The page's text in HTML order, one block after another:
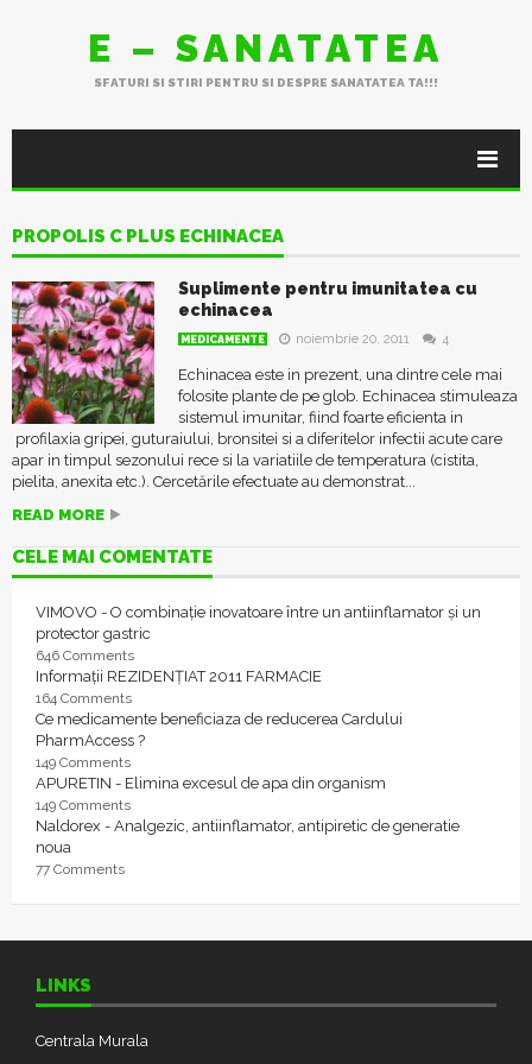
E – SANATATEA
SFATURI SI STIRI PENTRU SI DESPRE SANATATEA TA!!!
PROPOLIS C PLUS ECHINACEA
Suplimente pentru imunitatea cu
echinacea
MEDICAMENTE noiembrie 20, 2011 4
Echinacea este in prezent, una dintre cele mai
folosite plante de pe glob. Echinacea stimuleaza
sistemul imunitar, fiind foarte eficienta in
profilaxia gripei, guturaiului, bronsitei si a diferitelor infectii acute care
apar in timpul sezonului rece si la variatiile de temperatura (cistita,
pielita, anexita etc.). Cercetările efectuate au demonstrat...
READ MORE
CELE MAI COMENTATE
VIMOVO - O combinație inovatoare între un antiinflamator și un
protector gastric
646 Comments
Informații REZIDENȚIAT 2011 FARMACIE
164 Comments
Ce medicamente beneficiaza de reducerea Cardului
PharmAccess ?
149 Comments
APURETIN - Elimina excesul de apa din organism
149 Comments
Naldorex - Analgezic, antiinflamator, antipiretic de generatie
noua
77 Comments
LINKS
Centrala Murala